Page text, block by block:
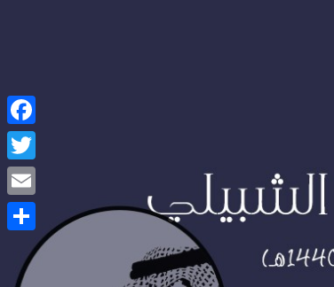
Facebook
Twitter
Email
Share